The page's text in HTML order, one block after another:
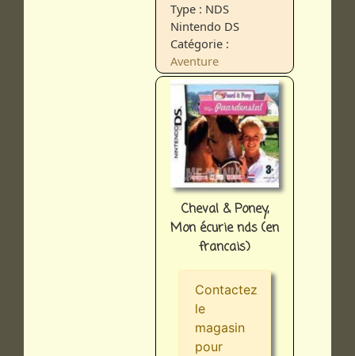
Type : NDS
Nintendo DS
Catégorie :
Aventure
Cheval & Poney,
Mon écurie nds (en
francais)
Contactez
le
magasin
pour